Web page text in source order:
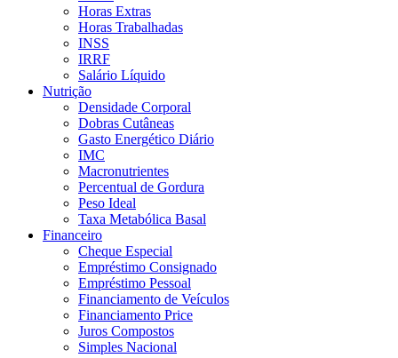
Horas Extras
Horas Trabalhadas
INSS
IRRF
Salário Líquido
Nutrição
Densidade Corporal
Dobras Cutâneas
Gasto Energético Diário
IMC
Macronutrientes
Percentual de Gordura
Peso Ideal
Taxa Metabólica Basal
Financeiro
Cheque Especial
Empréstimo Consignado
Empréstimo Pessoal
Financiamento de Veículos
Financiamento Price
Juros Compostos
Simples Nacional